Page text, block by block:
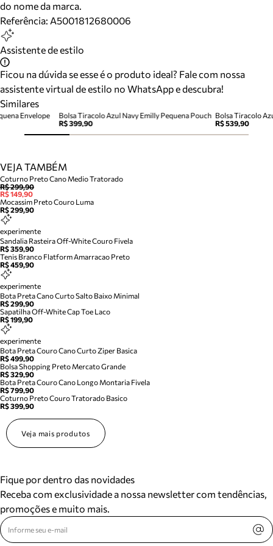
do nome da marca.
Referência: A5001812680006
Assistente de estilo
Ficou na dúvida se esse é o produto ideal? Fale com nossa
assistente virtual de estilo no WhatsApp e descubra!
Similares
Bolsa Tiracolo Azul Navy Emilly Pequena Pouch
R$ 399,90
R$ 539,90
Envelope
VEJA TAMBÉM
Coturno Preto Cano Medio Tratorado
R$ 299,90
R$ 149,90
Mocassim Preto Couro Luma
R$ 299,90
experimente
Sandalia Rasteira Off-White Couro Fivela
R$ 359,90
Tenis Branco Flatform Amarracao Preto
R$ 459,90
experimente
Bota Preta Cano Curto Salto Baixo Minimal
R$ 299,90
Sapatilha Off-White Cap Toe Laco
R$ 199,90
experimente
Bota Preta Couro Cano Curto Ziper Basica
R$ 499,90
Bolsa Shopping Preto Mercato Grande
R$ 329,90
Bota Preta Couro Cano Longo Montaria Fivela
R$ 799,90
Coturno Preto Couro Tratorado Basico
R$ 399,90
Veja mais produtos
Fique por dentro das novidades
Receba com exclusividade a nossa newsletter com tendências,
promoções e muito mais.